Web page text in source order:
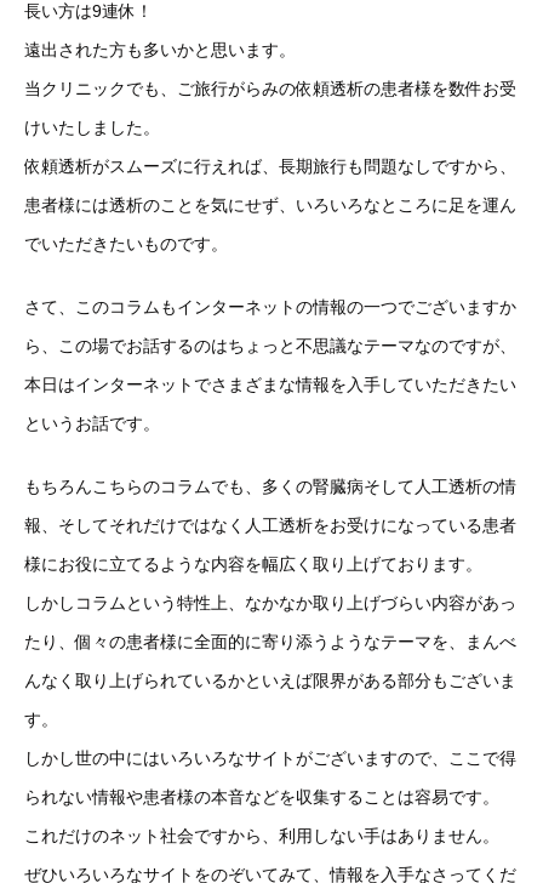
長い方は9連休！
遠出された方も多いかと思います。
当クリニックでも、ご旅行がらみの依頼透析の患者様を数件お受
けいたしました。
依頼透析がスムーズに行えれば、長期旅行も問題なしですから、
患者様には透析のことを気にせず、いろいろなところに足を運ん
でいただきたいものです。
さて、このコラムもインターネットの情報の一つでございますか
ら、この場でお話するのはちょっと不思議なテーマなのですが、
本日はインターネットでさまざまな情報を入手していただきたい
というお話です。
もちろんこちらのコラムでも、多くの腎臓病そして人工透析の情
報、そしてそれだけではなく人工透析をお受けになっている患者
様にお役に立てるような内容を幅広く取り上げております。
しかしコラムという特性上、なかなか取り上げづらい内容があっ
たり、個々の患者様に全面的に寄り添うようなテーマを、まんべ
んなく取り上げられているかといえば限界がある部分もございま
す。
しかし世の中にはいろいろなサイトがございますので、ここで得
られない情報や患者様の本音などを収集することは容易です。
これだけのネット社会ですから、利用しない手はありません。
ぜひいろいろなサイトをのぞいてみて、情報を入手なさってくだ